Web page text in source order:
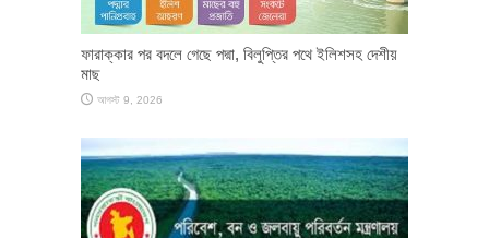
ফারাক্কার পর বদলে গেছে পদ্মা, বিলুপ্তির পথে ইলিশসহ দেশীয়
মাছ
আগস্ট 9, 2026